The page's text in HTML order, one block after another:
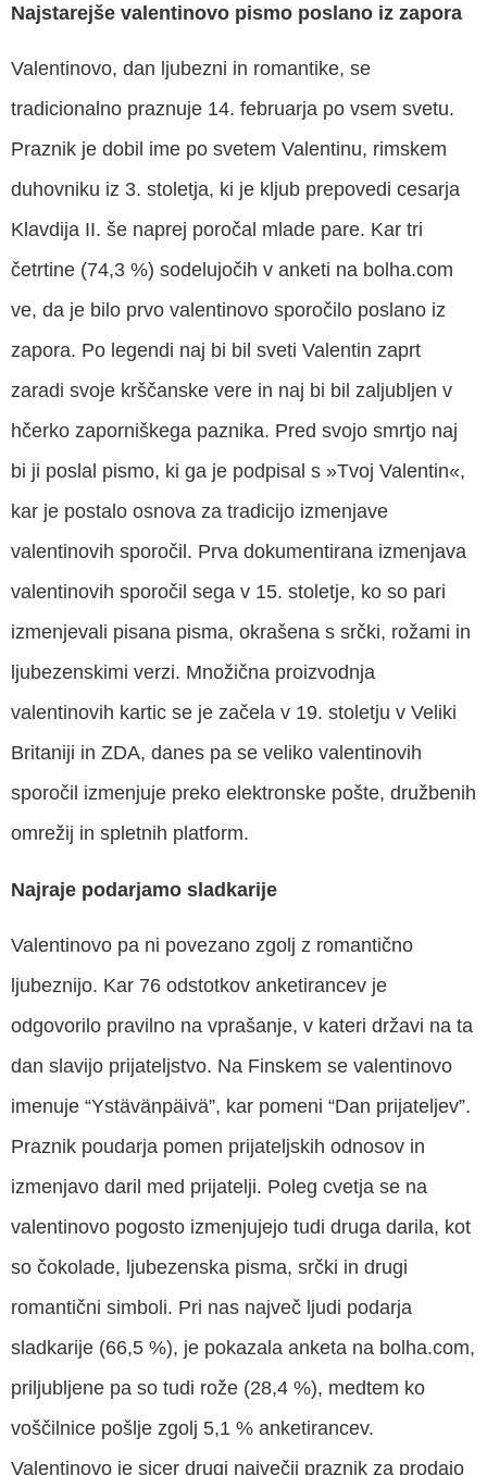
Najstarejše valentinovo pismo poslano iz zapora
Valentinovo, dan ljubezni in romantike, se
tradicionalno praznuje 14. februarja po vsem svetu.
Praznik je dobil ime po svetem Valentinu, rimskem
duhovniku iz 3. stoletja, ki je kljub prepovedi cesarja
Klavdija II. še naprej poročal mlade pare. Kar tri
četrtine (74,3 %) sodelujočih v anketi na bolha.com
ve, da je bilo prvo valentinovo sporočilo poslano iz
zapora. Po legendi naj bi bil sveti Valentin zaprt
zaradi svoje krščanske vere in naj bi bil zaljubljen v
hčerko zaporniškega paznika. Pred svojo smrtjo naj
bi ji poslal pismo, ki ga je podpisal s »Tvoj Valentin«,
kar je postalo osnova za tradicijo izmenjave
valentinovih sporočil. Prva dokumentirana izmenjava
valentinovih sporočil sega v 15. stoletje, ko so pari
izmenjevali pisana pisma, okrašena s srčki, rožami in
ljubezenskimi verzi. Množična proizvodnja
valentinovih kartic se je začela v 19. stoletju v Veliki
Britaniji in ZDA, danes pa se veliko valentinovih
sporočil izmenjuje preko elektronske pošte, družbenih
omrežij in spletnih platform.
Najraje podarjamo sladkarije
Valentinovo pa ni povezano zgolj z romantično
ljubeznijo. Kar 76 odstotkov anketirancev je
odgovorilo pravilno na vprašanje, v kateri državi na ta
dan slavijo prijateljstvo. Na Finskem se valentinovo
imenuje “Ystävänpäivä”, kar pomeni “Dan prijateljev”.
Praznik poudarja pomen prijateljskih odnosov in
izmenjavo daril med prijatelji. Poleg cvetja se na
valentinovo pogosto izmenjujejo tudi druga darila, kot
so čokolade, ljubezenska pisma, srčki in drugi
romantični simboli. Pri nas največ ljudi podarja
sladkarije (66,5 %), je pokazala anketa na bolha.com,
priljubljene pa so tudi rože (28,4 %), medtem ko
voščilnice pošlje zgolj 5,1 % anketirancev.
Valentinovo je sicer drugi največji praznik za prodajo